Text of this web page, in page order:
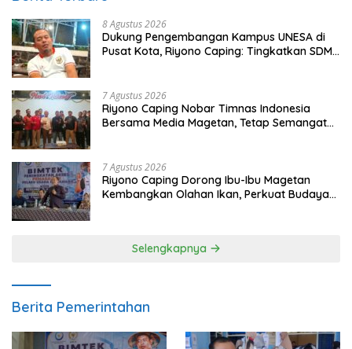
8 Agustus 2026
Dukung Pengembangan Kampus UNESA di
Pusat Kota, Riyono Caping: Tingkatkan SDM
7 Agustus 2026
Riyono Caping Nobar Timnas Indonesia
Bersama Media Magetan, Tetap Semangat
7 Agustus 2026
Riyono Caping Dorong Ibu-Ibu Magetan
Kembangkan Olahan Ikan, Perkuat Budaya
Selengkapnya
Berita Pemerintahan